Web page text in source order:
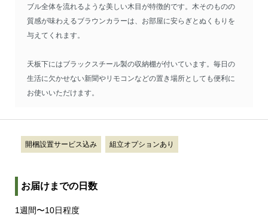
ブル全体を流れるような美しい木目が特徴的です。木そのものの
質感が味わえるブラウンカラーは、お部屋に安らぎとぬくもりを
与えてくれます。
天板下にはブラックスチール製の収納棚が付いています。毎日の
生活に欠かせない新聞やリモコンなどの置き場所としても便利に
お使いいただけます。
開梱設置サービス込み 組立オプションあり
お届けまでの日数
1週間〜10日程度